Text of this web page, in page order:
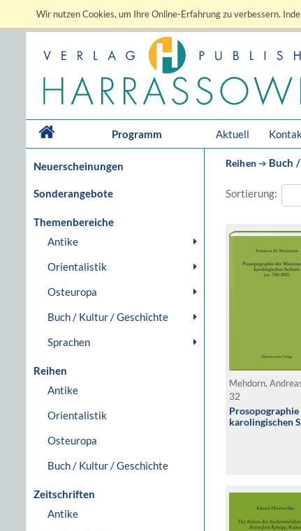
Wir nutzen Cookies, um Ihre Online-Erfahrung zu verbessern.
Programm Aktuell
Neuerscheinungen
Sonderangebote
Themenbereiche
Antike
Orientalistik
Osteuropa
Buch / Kultur / Geschichte
Sprachen
Reihen
Antike
Orientalistik
Osteuropa
Buch / Kultur / Geschichte
Zeitschriften
Antike
Reihen➔ Buch
Sortierung:
Mehdorn,
32
karolingischen